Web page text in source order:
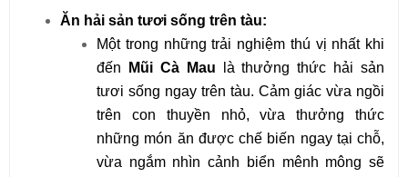
Ăn hải sản tươi sống trên tàu:
Một trong những trải nghiệm thú vị nhất khi
đến
Mũi Cà Mau là thưởng thức hải sản
tươi sống ngay trên tàu. Cảm giác vừa ngồi
trên con thuyền nhỏ, vừa thưởng thức
những món ăn được chế biến ngay tại chỗ,
vừa ngắm nhìn cảnh biển mênh mông sẽ